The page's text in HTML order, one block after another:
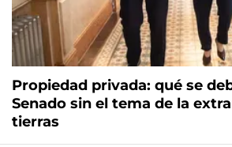
Propiedad privada: qué se
Senado sin el tema de la
tierras